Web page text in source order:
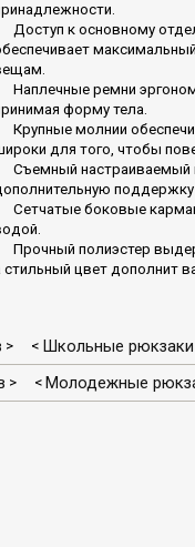
Доступ к основному
Наплечные ремни
форму тела.
Крупные молнии
для того, чтобы
Съемный настраиваемый
Сетчатые боковые
Прочный полиэстер
стильный цвет дополнит
> < Школьные рюкзаки
> < Молодежные